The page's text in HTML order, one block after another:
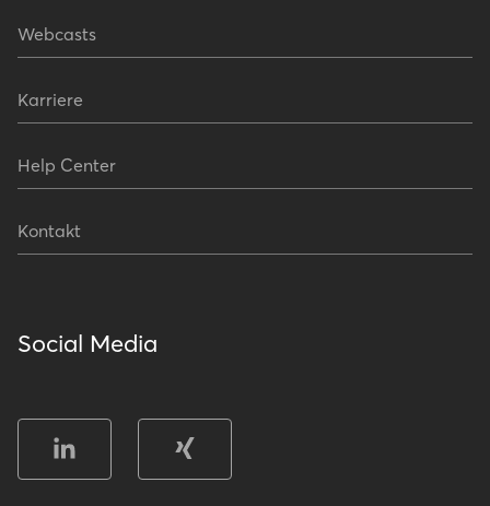
Webcasts
Karriere
Help Center
Kontakt
Social Media